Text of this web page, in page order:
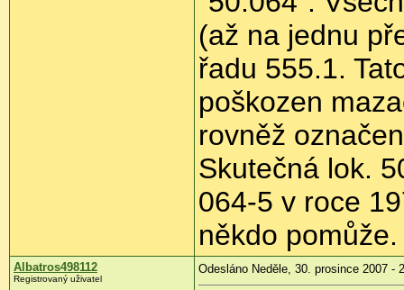
(až na jednu
řadu 555.1.
poškozen
rovněž
Skutečná lok.
064-5 v roce
někdo pomůže.
Albatros498112
Registrovaný uživatel
Odesláno Neděle, 30. prosince 2007 -